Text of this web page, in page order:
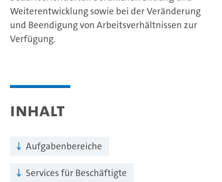
Weiterentwicklung sowie bei der Veränderung
und Beendigung von Arbeitsverhältnissen zur
Verfügung.
Inhalt
Aufgabenbereiche
Services für Beschäftigte